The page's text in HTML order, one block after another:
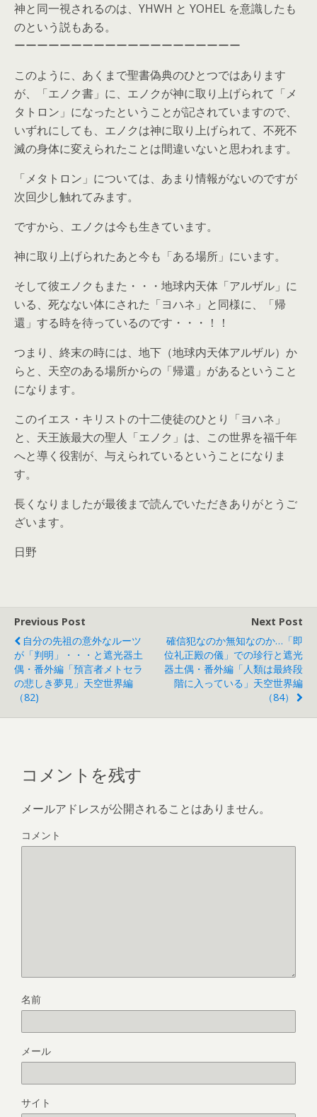
神と同一視されるのは、YHWH と YOHEL を意識したも
のという説もある。
ーーーーーーーーーーーーーーーーーーーー
このように、あくまで聖書偽典のひとつではあります
が、「エノク書」に、エノクが神に取り上げられて「メ
タトロン」になったということが記されていますので、
いずれにしても、エノクは神に取り上げられて、不死不
滅の身体に変えられたことは間違いないと思われます。
「メタトロン」については、あまり情報がないのですが
次回少し触れてみます。
ですから、エノクは今も生きています。
神に取り上げられたあと今も「ある場所」にいます。
そして彼エノクもまた・・・地球内天体「アルザル」に
いる、死なない体にされた「ヨハネ」と同様に、「帰
還」する時を待っているのです・・・！！
つまり、終末の時には、地下（地球内天体アルザル）か
らと、天空のある場所からの「帰還」があるということ
になります。
このイエス・キリストの十二使徒のひとり「ヨハネ」
と、天王族最大の聖人「エノク」は、この世界を福千年
へと導く役割が、与えられているということになりま
す。
長くなりましたが最後まで読んでいただきありがとうご
ざいます。
日野
Previous Post
自分の先祖の意外なルーツ
が「判明」・・・と遮光器土
偶・番外編「預言者メトセラ
の悲しき夢見」天空世界編
（82)
Next Post
確信犯なのか無知なのか…「即
位礼正殿の儀」での珍行と遮光
器土偶・番外編「人類は最終段
階に入っている」天空世界編
（84）
コメントを残す
メールアドレスが公開されることはありません。
コメント
名前
メール
サイト